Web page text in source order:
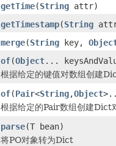
getTime(String attr)
getTimestamp(String
merge(String key,
of(Object...
根据给定的键值对数组创建
of(Pair<String,Object
根据给定的Pair数组创建Dict
parse(T bean)
将PO对象转为Dict